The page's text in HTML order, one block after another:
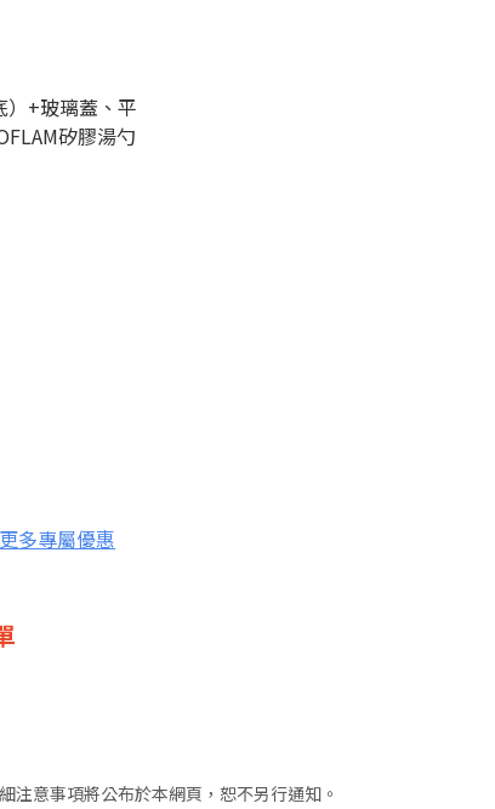
+玻璃蓋、平
矽膠湯勺
多專屬優惠
意事項將公布於本網頁，恕不另行通知。